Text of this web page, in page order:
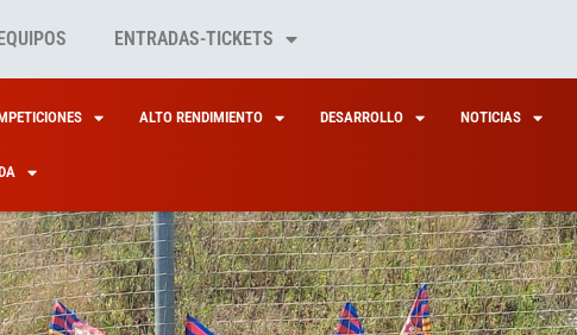
ENTRADAS-TICKETS
ALTO RENDIMIENTO DESARROLLO NOTICIAS